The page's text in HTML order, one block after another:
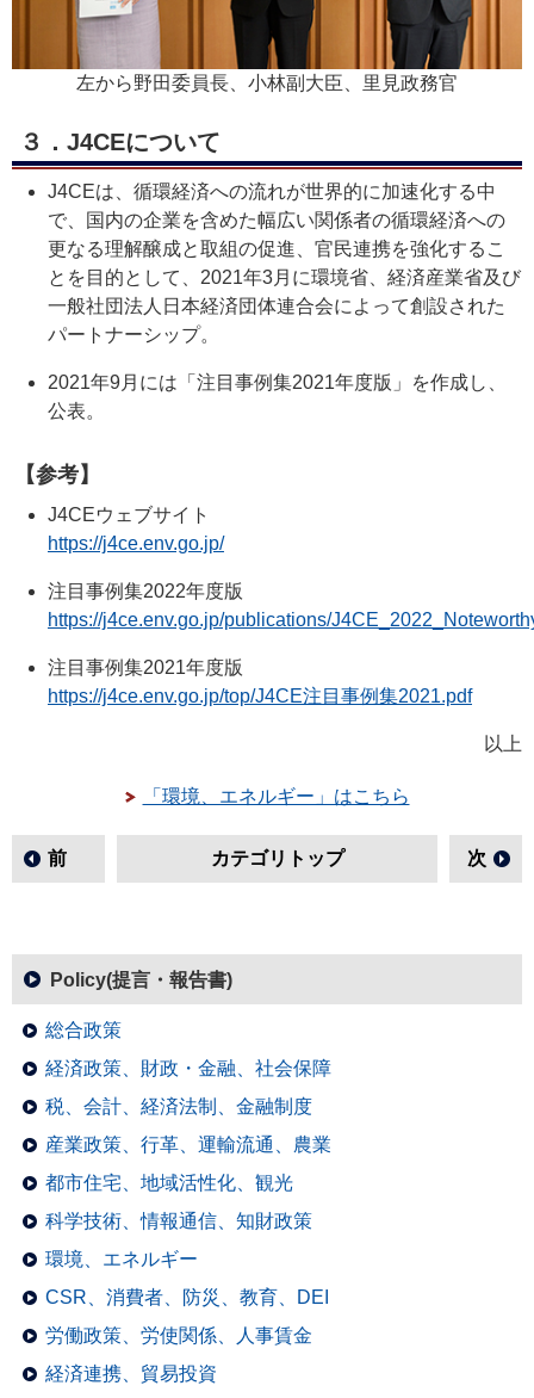
左から野田委員長、小林副大臣、里見政務官
３．J4CEについて
J4CEは、循環経済への流れが世界的に加速化する中
で、国内の企業を含めた幅広い関係者の循環経済への
更なる理解醸成と取組の促進、官民連携を強化するこ
とを目的として、2021年3月に環境省、経済産業省及び
一般社団法人日本経済団体連合会によって創設された
パートナーシップ。
2021年9月には「注目事例集2021年度版」を作成し、
公表。
【参考】
J4CEウェブサイト
https://j4ce.env.go.jp/
注目事例集2022年度版
https://j4ce.env.go.jp/publications/
注目事例集2021年度版
https://j4ce.env.go.jp/top/J4CE注目事例集2021.pdf
以上
「環境、エネルギー」はこちら
前 カテゴリトップ 次
Policy(提言・報告書)
総合政策
経済政策、財政・金融、社会保障
税、会計、経済法制、金融制度
産業政策、行革、運輸流通、農業
都市住宅、地域活性化、観光
科学技術、情報通信、知財政策
環境、エネルギー
CSR、消費者、防災、教育、DEI
労働政策、労使関係、人事賃金
経済連携、貿易投資